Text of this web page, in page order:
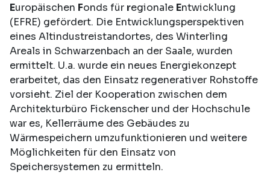
Europäischen Fonds für regionale Entwicklung
(EFRE) gefördert. Die Entwicklungsperspektiven
eines Altindustreistandortes, des Winterling
Areals in Schwarzenbach an der Saale, wurden
ermittelt. U.a. wurde ein neues Energiekonzept
erarbeitet, das den Einsatz regenerativer Rohstoffe
vorsieht. Ziel der Kooperation zwischen dem
Architekturbüro Fickenscher und der Hochschule
war es, Kellerräume des Gebäudes zu
Wärmespeichern umzufunktionieren und weitere
Möglichkeiten für den Einsatz von
Speichersystemen zu ermitteln.